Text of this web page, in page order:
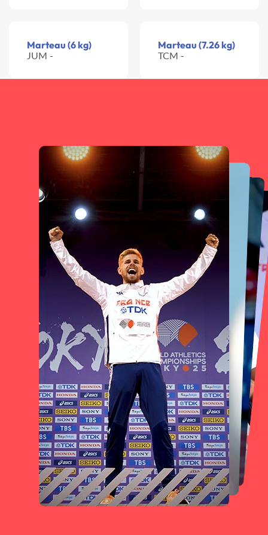
Marteau (6 kg)
JUM -
Marteau (7.26 kg)
TCM -